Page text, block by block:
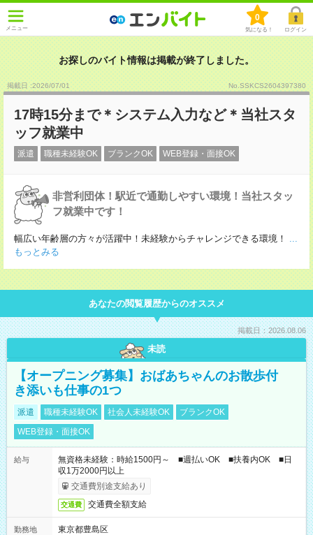
メニュー
0
気になる！ ログイン
お探しのバイト情報は掲載が終了しました。
掲載日 :2026/07/01 No.SSKCS2604397380
17時15分まで＊システム入力など＊当社スタ
ッフ就業中
派遣 職種未経験OK ブランクOK WEB登録・面接OK
非営利団体！駅近で通勤しやすい環境！当社スタッ
フ就業中です！
幅広い年齢層の方々が活躍中！未経験からチャレンジできる環境！
...
もっとみる
あなたの閲覧履歴からのオススメ
掲載日：2026.08.06
未読
【オープニング募集】おばあちゃんのお散歩付
き添いも仕事の1つ
派遣 職種未経験OK 社会人未経験OK
ブランクOK
WEB登録・面接OK
給与
無資格未経験：時給1500円～ ■週払いOK ■扶養内OK ■日
収1万2000円以上
交通費別途支給あり
交通費 交通費全額支給
勤務地
東京都豊島区